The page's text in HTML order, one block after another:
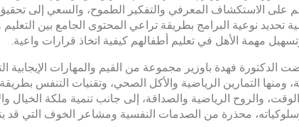
على الاستكشاف المعرفي والتفكير الطموح، والسعي إلى تحقيق
تحديد نوعية البرامج بطريقة تراعي المحتوى الجامع بين
مهمة الأهل في تعليم أطفالهم كيفية اتخاذ قرارات واعية.
الدكتورة فهدة باوزير مجموعة من القيم والمهارات
ومنها التمارين الرياضية والأكل الصحي، وتقنيات التنفس
والروح الرياضية والصداقة، إلى جانب تنمية ملكة الخيال
محذرة من الصدمات النفسية ومشاعر الخوف التي